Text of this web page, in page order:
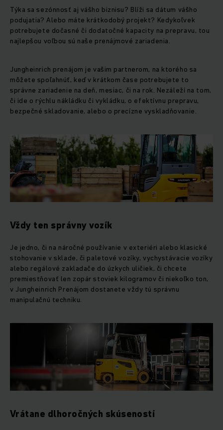
Týka sa sezónnosť aj vášho biznisu? Blíži sa dátum vášho
podujatia? Alebo máte krátkodobý projekt? Kedykoľvek
potrebujete dočasné či dodatočné kapacity na prepravu, tou
najlepšou voľbou sú naše prenájmové zariadenia.
Jungheinrich prenájom je vašim partnerom, na ktorého sa
môžete spoľahnúť, keď v krátkom čase potrebujete to
správne zariadenie na deň, mesiac, či na rok. Nezáleží na tom,
či ide o rýchlu nákládku či vykládku, o efektívnu prepravu,
bezpečné skladovanie, alebo o precízne vyskladňovanie.
Vždy ten správny vozík
Je jedno, či na náročné používanie v exteriéri alebo klasické
stohovanie v sklade, či paletové vozíky, vychystávacie vozíky
alebo regálové zakladače do úzkych uličiek, či chcete
premiestňovať len zopár stoviek kilogramov či niekoľko ton,
v Jungheinrich Prenájom dostanete vždy tú správnu
manipulačnú techniku.
Vrátane dlhoročných skúseností